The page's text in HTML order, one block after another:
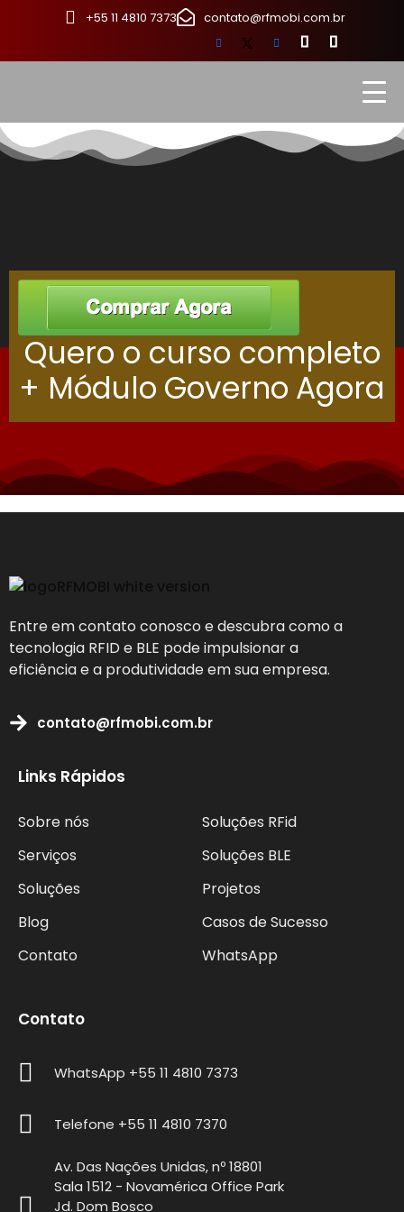
+55 11 4810 7373 contato@rfmobi.com.br
Quero o curso completo
+ Módulo Governo Agora
Entre em contato conosco e descubra como a
tecnologia RFID e BLE pode impulsionar a
eficiência e a produtividade em sua empresa.
contato@rfmobi.com.br
Links Rápidos
Sobre nós
Serviços
Soluções
Blog
Contato
Soluções RFid
Soluções BLE
Projetos
Casos de Sucesso
WhatsApp
Contato
WhatsApp +55 11 4810 7373
Telefone +55 11 4810 7370
Av. Das Nações Unidas, nº 18801
Sala 1512 - Novamérica Office Park
Jd. Dom Bosco